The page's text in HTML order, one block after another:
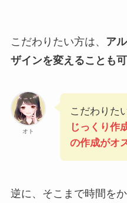
こだわりたい方は、 ア
ザインを変えることも
オト
こだわりた
じっくり作
の作成がオ
逆に、そこまで時間を